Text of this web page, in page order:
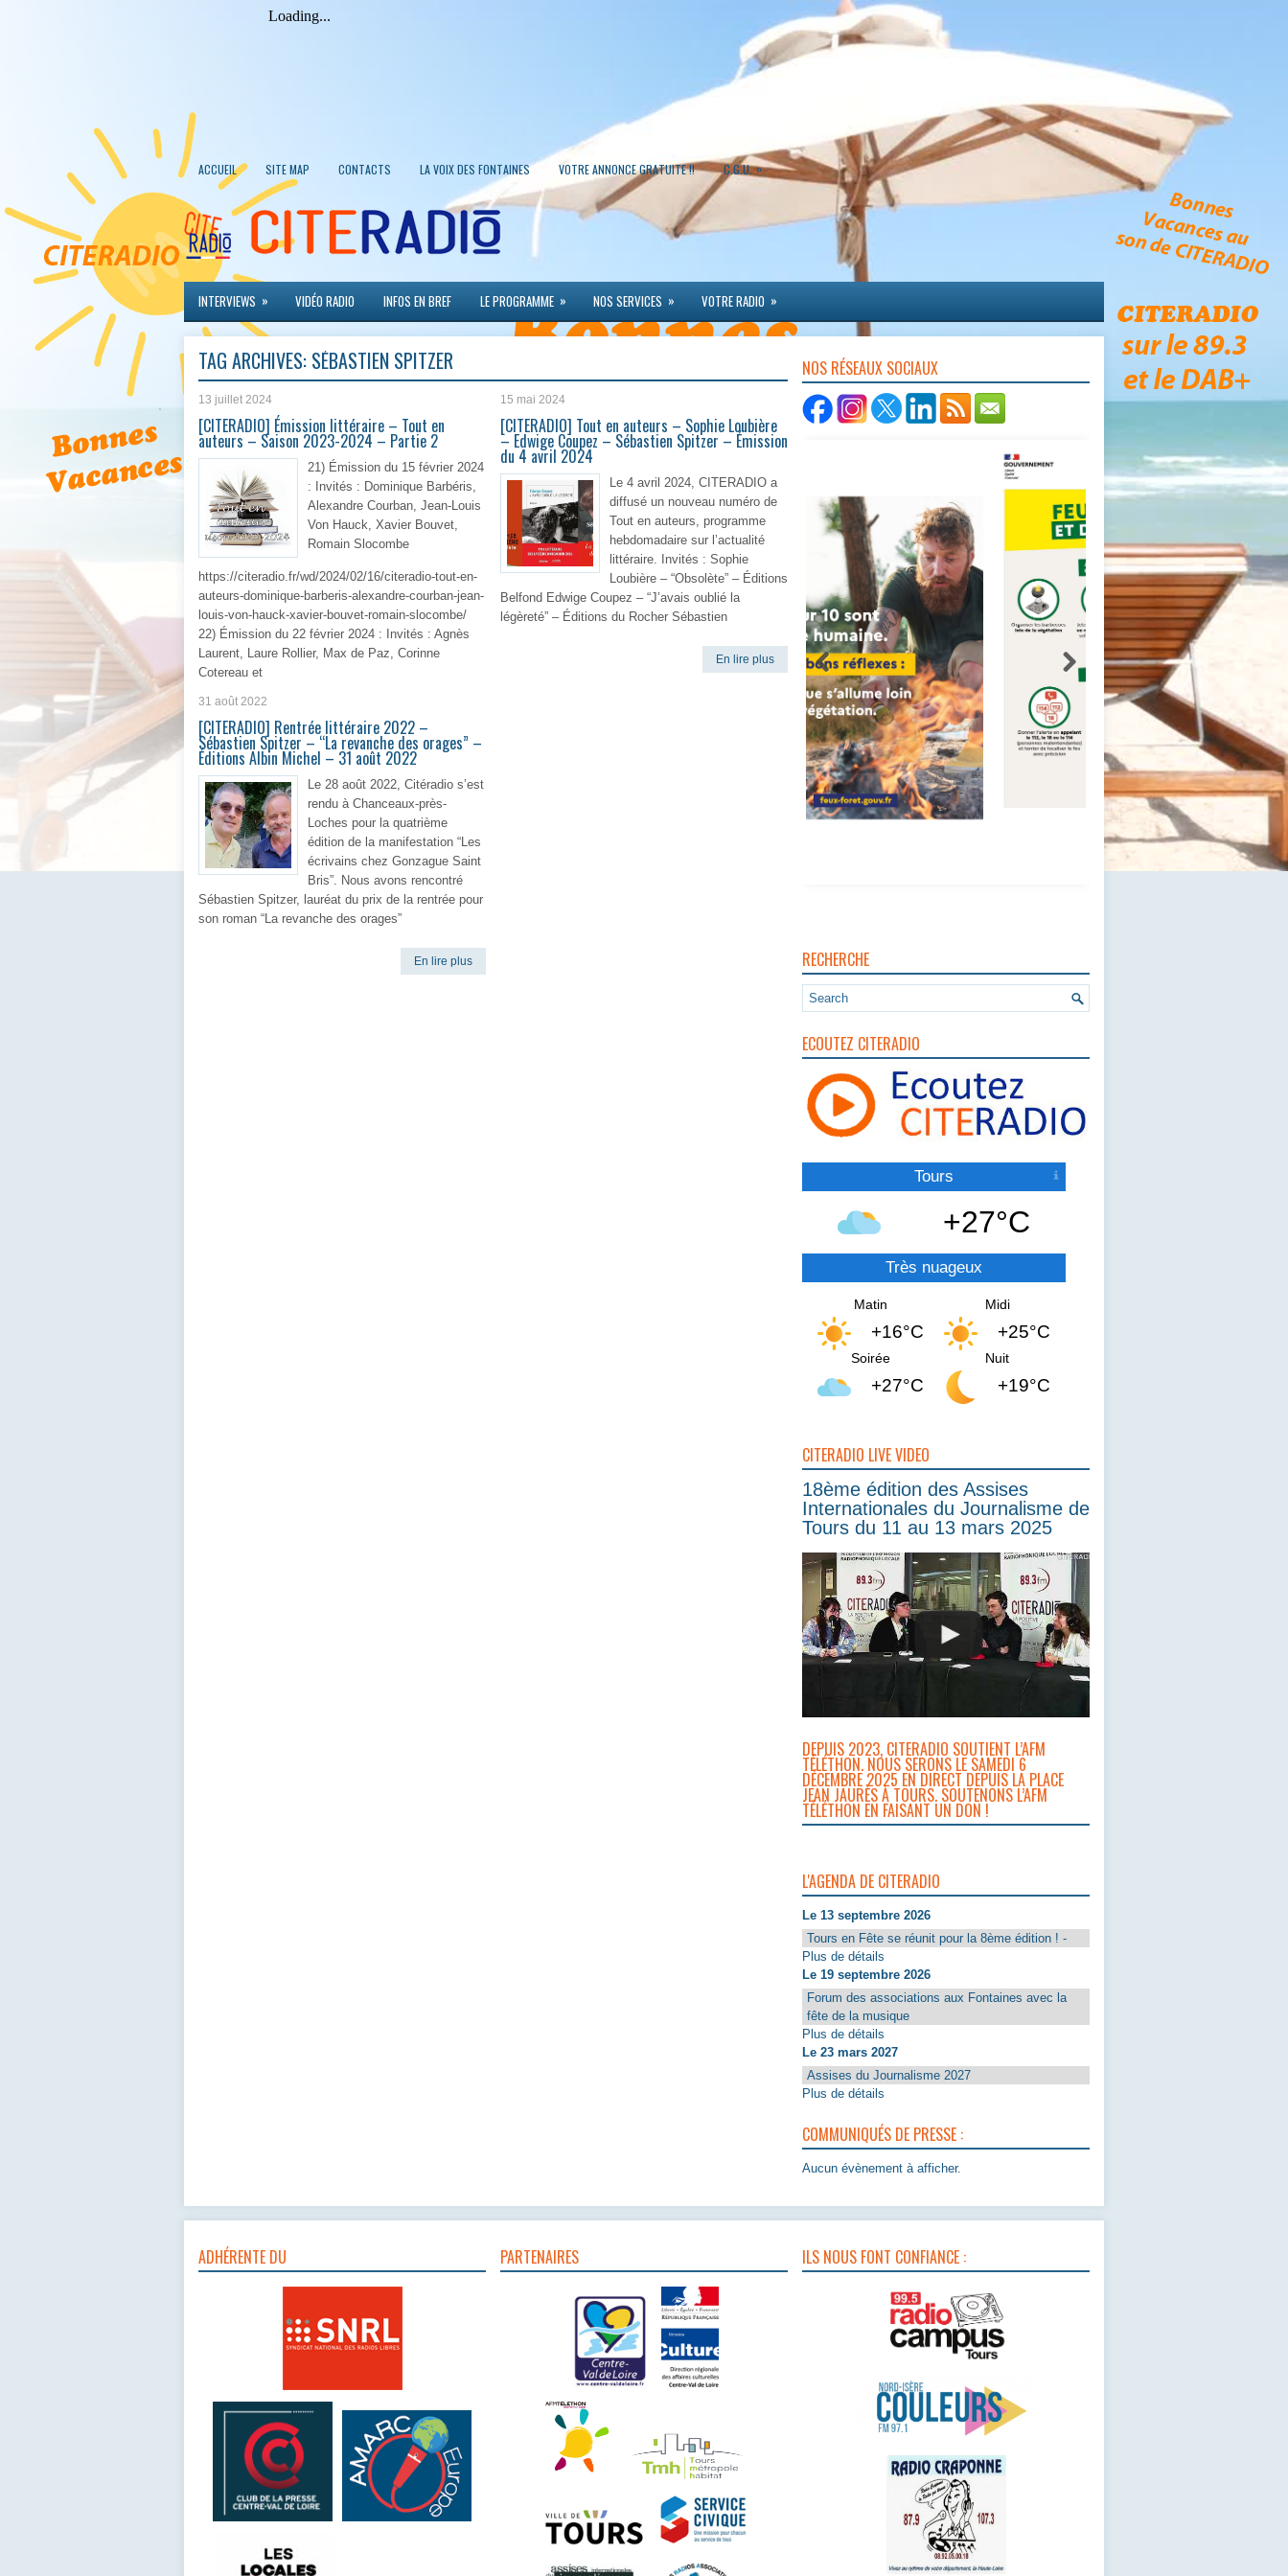
ACCUEIL SITE MAP CONTACTS LA VOIX DES FONTAINES VOTRE ANNONCE GRATUITE !! C.G.U. »
INTERVIEWS » VIDÉO RADIO INFOS EN BREF LE PROGRAMME » NOS SERVICES » VOTRE RADIO »
TAG ARCHIVES: SÉBASTIEN SPITZER
13 juillet 2024
[CITERADIO] Émission littéraire – Tout en
auteurs – Saison 2023-2024 – Partie 2
21) Émission du 15 février 2024
: Invités : Dominique Barbéris,
Alexandre Courban, Jean-Louis
Von Hauck, Xavier Bouvet,
Romain Slocombe
https://citeradio.fr/wd/2024/02/16/citeradio-tout-en-
auteurs-dominique-barberis-alexandre-courban-jean-
louis-von-hauck-xavier-bouvet-romain-slocombe/
22) Émission du 22 février 2024 : Invités : Agnès
Laurent, Laure Rollier, Max de Paz, Corinne
Cotereau et
15 mai 2024
[CITERADIO] Tout en auteurs – Sophie Loubière
– Edwige Coupez – Sébastien Spitzer – Émission
du 4 avril 2024
Le 4 avril 2024, CITERADIO a
diffusé un nouveau numéro de
Tout en auteurs, programme
hebdomadaire sur l’actualité
littéraire. Invités : Sophie
Loubière – “Obsolète” – Éditions
Belfond Edwige Coupez – “J’avais oublié la
légèreté” – Éditions du Rocher Sébastien
En lire plus
31 août 2022
[CITERADIO] Rentrée littéraire 2022 –
Sébastien Spitzer – “La revanche des orages” –
Éditions Albin Michel – 31 août 2022
Le 28 août 2022, Citéradio s’est
rendu à Chanceaux-près-
Loches pour la quatrième
édition de la manifestation “Les
écrivains chez Gonzague Saint
Bris”. Nous avons rencontré
Sébastien Spitzer, lauréat du prix de la rentrée pour
son roman “La revanche des orages”
En lire plus
NOS RÉSEAUX SOCIAUX
RECHERCHE
ECOUTEZ CITERADIO
Tours
+27°C
Très nuageux
Matin
+16°C
Midi
+25°C
Soirée
+27°C
Nuit
+19°C
CITERADIO LIVE VIDEO
18ème édition des Assises
Internationales du Journalisme de
Tours du 11 au 13 mars 2025
DEPUIS 2023, CITERADIO SOUTIENT L’AFM
TÉLÉTHON. NOUS SERONS LE SAMEDI 6
DÉCEMBRE 2025 EN DIRECT DEPUIS LA PLACE
JEAN JAURÈS À TOURS. SOUTENONS L’AFM
TÉLÉTHON EN FAISANT UN DON !
L'AGENDA DE CITERADIO
Le 13 septembre 2026
Tours en Fête se réunit pour la 8ème édition ! -
Plus de détails
Le 19 septembre 2026
Forum des associations aux Fontaines avec la
fête de la musique
Plus de détails
Le 23 mars 2027
Assises du Journalisme 2027
Plus de détails
COMMUNIQUÉS DE PRESSE :
Aucun évènement à afficher.
ADHÉRENTE DU PARTENAIRES ILS NOUS FONT CONFIANCE :